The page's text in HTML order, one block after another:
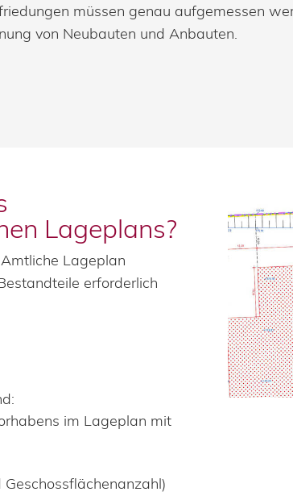
müssen genau aufgemessen
von Neubauten und Anbauten.
Lageplans?
Lageplan
erforderlich
im Lageplan mit